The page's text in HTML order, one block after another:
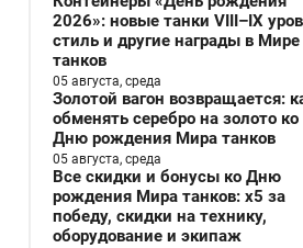
2026»: новые танки VIII–IX
стиль и другие награды в Мире
танков
05 августа, среда
Золотой вагон возвращается:
обменять серебро на золото ко
Дню рождения Мира танков
05 августа, среда
Все скидки и бонусы ко Дню
рождения Мира танков: x5 за
победу, скидки на технику,
оборудование и экипаж